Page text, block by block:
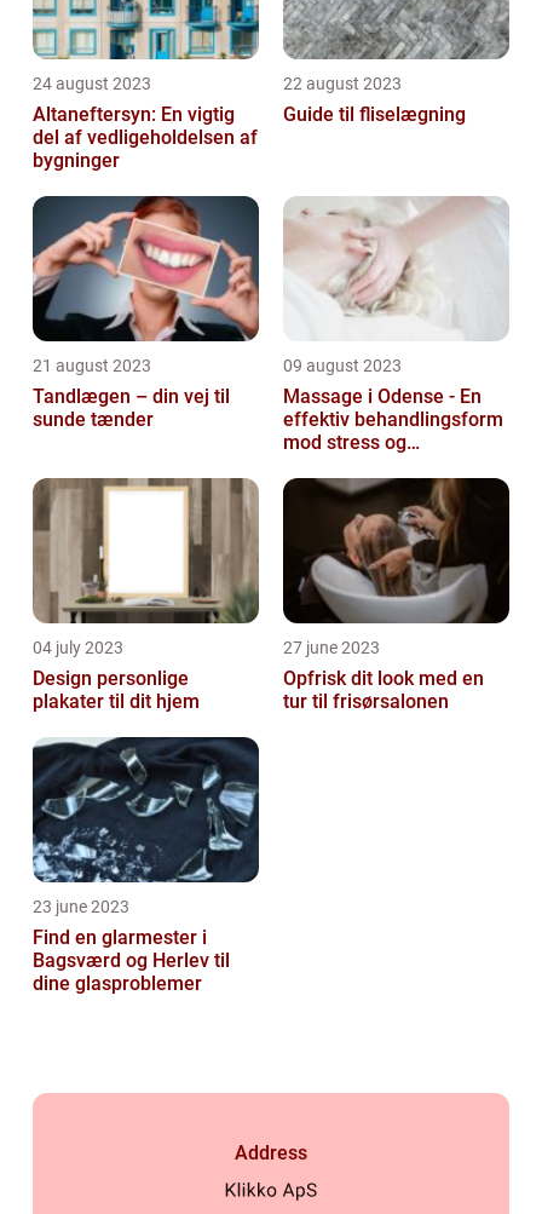
24 august 2023
Altaneftersyn: En vigtig
del af vedligeholdelsen af
bygninger
22 august 2023
Guide til fliselægning
21 august 2023
Tandlægen – din vej til
sunde tænder
09 august 2023
Massage i Odense - En
effektiv behandlingsform
mod stress og
04 july 2023
Design personlige
plakater til dit hjem
27 june 2023
Opfrisk dit look med en
tur til frisørsalonen
23 june 2023
Find en glarmester i
Bagsværd og Herlev til
dine glasproblemer
Address